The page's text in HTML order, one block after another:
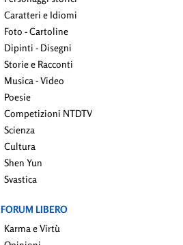
Caratteri e Idiomi
Foto - Cartoline
Dipinti - Disegni
Storie e Racconti
Musica - Video
Poesie
Competizioni NTDTV
Scienza
Cultura
Shen Yun
Svastica
FORUM LIBERO
Karma e Virtù